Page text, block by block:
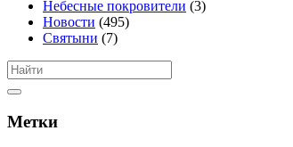
Небесные покровители (3)
Новости (495)
Святыни (7)
Метки